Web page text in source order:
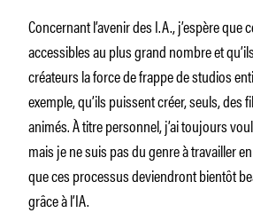
Concernant l’avenir des I.A., j’espère
accessibles au plus grand nombre et
créateurs la force de frappe de studios
exemple, qu’ils puissent créer, seuls, des
animés. À titre personnel, j’ai toujours
mais je ne suis pas du genre à travailler
que ces processus deviendront bientôt
grâce à l’IA.